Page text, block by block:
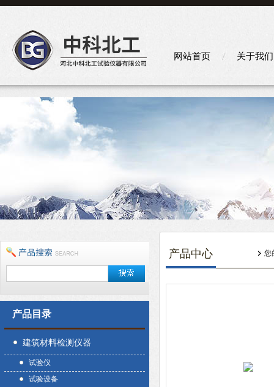
网站首页 关于我们
产品目录
建筑材料检测仪器
试验仪
试验设备
产品中心 您